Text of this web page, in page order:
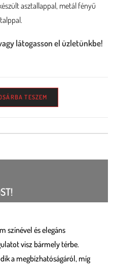
asztallappal, metál fényű
látogasson el üzletünkbe!
TESZEM
színével és elegáns
visz bármely térbe.
a megbízhatóságáról, míg